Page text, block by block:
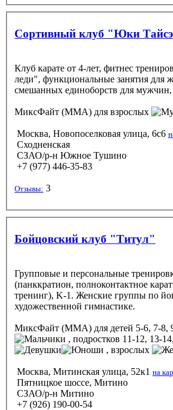
Сортивный клуб "Юки
Клуб карате от 4-лет, фитнес
леди", функциональные занятия для
смешанных единоборств для мужчин,
МиксФайт (ММА) для взрослых
Москва, Новопоселковая улица, 6с6
Сходненская
СЗАО/р-н Южное Тушино
+7 (977) 446-35-83
Отзывы: 3
Бойцовский клуб "Титул"
Групповые и персональные
(панккратион, полноконтактное
тренинг), K-1. Женские группы по
художественной гимнастике.
МиксФайт (ММА) для детей 5-6, 7-8,
, подростков 11-12, 13-
, взрослых
Москва, Митинская улица, 52к1 на
Пятницкое шоссе, Митино
СЗАО/р-н Митино
+7 (926) 190-00-54